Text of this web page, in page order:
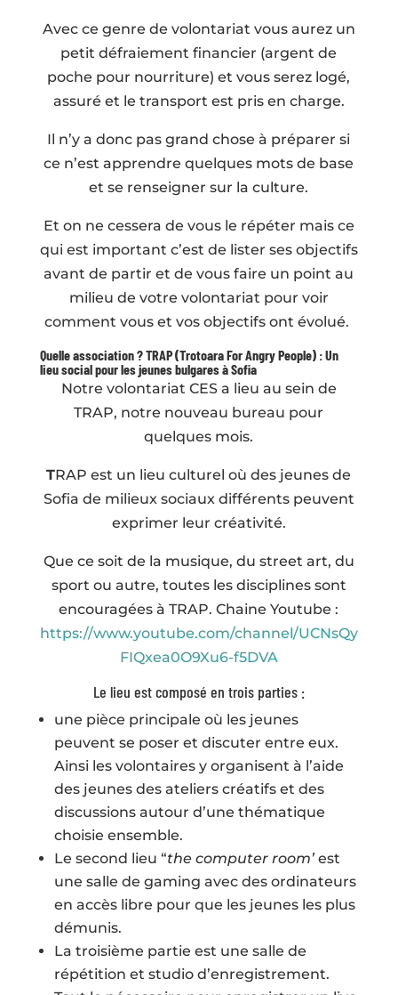
Avec ce genre de volontariat vous aurez un
petit défraiement financier (argent de
poche pour nourriture) et vous serez logé,
assuré et le transport est pris en charge.
Il n’y a donc pas grand chose à préparer si
ce n’est apprendre quelques mots de base
et se renseigner sur la culture.
Et on ne cessera de vous le répéter mais ce
qui est important c’est de lister ses objectifs
avant de partir et de vous faire un point au
milieu de votre volontariat pour voir
comment vous et vos objectifs ont évolué.
Quelle association ? TRAP (Trotoara For Angry People) : Un
lieu social pour les jeunes bulgares à Sofia
Notre volontariat CES a lieu au sein de
TRAP, notre nouveau bureau pour
quelques mois.
TRAP est un lieu culturel où des jeunes de
Sofia de milieux sociaux différents peuvent
exprimer leur créativité.
Que ce soit de la musique, du street art, du
sport ou autre, toutes les disciplines sont
encouragées à TRAP. Chaine Youtube :
https://www.youtube.com/channel/UCNsQy
FIQxea0O9Xu6-f5DVA
Le lieu est composé en trois parties :
une pièce principale où les jeunes
peuvent se poser et discuter entre eux.
Ainsi les volontaires y organisent à l’aide
des jeunes des ateliers créatifs et des
discussions autour d’une thématique
choisie ensemble.
Le second lieu “the computer room’ est
une salle de gaming avec des ordinateurs
en accès libre pour que les jeunes les plus
démunis.
La troisième partie est une salle de
répétition et studio d’enregistrement.